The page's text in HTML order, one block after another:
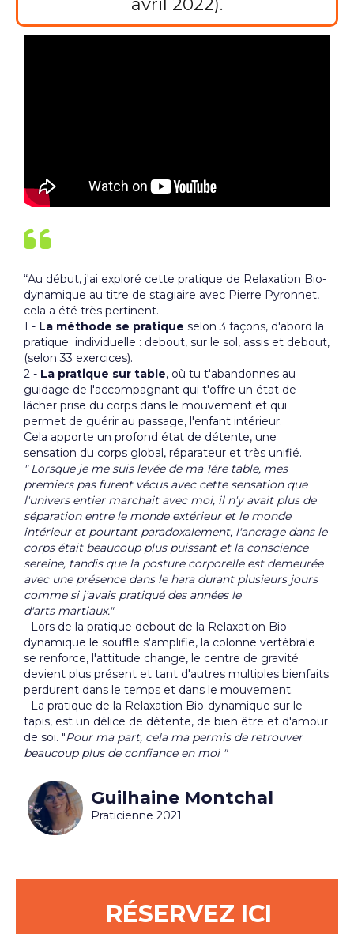
avril 2022).
“Au début, j'ai exploré cette pratique de Relaxation Bio-
dynamique au titre de stagiaire avec Pierre Pyronnet,
cela a été très pertinent.
1 - La méthode se pratique selon 3 façons, d'abord la
pratique individuelle : debout, sur le sol, assis et debout,
(selon 33 exercices).
2 - La pratique sur table, où tu t'abandonnes au
guidage de l'accompagnant qui t'offre un état de
lâcher prise du corps dans le mouvement et qui
permet de guérir au passage, l'enfant intérieur.
Cela apporte un profond état de détente, une
sensation du corps global, réparateur et très unifié.
" Lorsque je me suis levée de ma 1ére table, mes
premiers pas furent vécus avec cette sensation que
l'univers entier marchait avec moi, il n'y avait plus de
séparation entre le monde extérieur et le monde
intérieur et pourtant paradoxalement, l'ancrage dans le
corps était beaucoup plus puissant et la conscience
sereine, tandis que la posture corporelle est demeurée
avec une présence dans le hara durant plusieurs jours
comme si j'avais pratiqué des années le
d'arts martiaux."
- Lors de la pratique debout de la Relaxation Bio-
dynamique le souffle s'amplifie, la colonne vertébrale
se renforce, l'attitude change, le centre de gravité
devient plus présent et tant d'autres multiples bienfaits
perdurent dans le temps et dans le mouvement.
- La pratique de la Relaxation Bio-dynamique sur le
tapis, est un délice de détente, de bien être et d'amour
de soi. "Pour ma part, cela ma permis de retrouver
beaucoup plus de confiance en moi "
Guilhaine Montchal
Praticienne 2021
RÉSERVEZ ICI